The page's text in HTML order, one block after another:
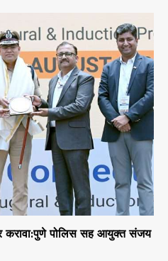
करावा:पुणे पोलिस सह आयुक्त संजय